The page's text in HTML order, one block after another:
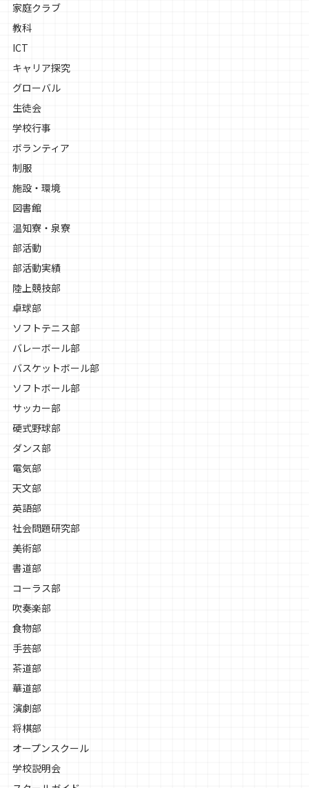
家庭クラブ
教科
ICT
キャリア探究
グローバル
生徒会
学校行事
ボランティア
制服
施設・環境
図書館
温知寮・泉寮
部活動
部活動実績
陸上競技部
卓球部
ソフトテニス部
バレーボール部
バスケットボール部
ソフトボール部
サッカー部
硬式野球部
ダンス部
電気部
天文部
英語部
社会問題研究部
美術部
書道部
コーラス部
吹奏楽部
食物部
手芸部
茶道部
華道部
演劇部
将棋部
オープンスクール
学校説明会